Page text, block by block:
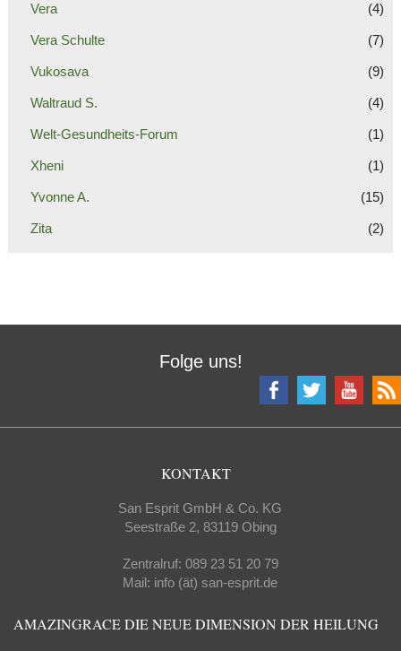
Vera (4)
Vera Schulte (7)
Vukosava (9)
Waltraud S. (4)
Welt-Gesundheits-Forum (1)
Xheni (1)
Yvonne A. (15)
Zita (2)
Folge uns!
KONTAKT
San Esprit GmbH & Co. KG
Seestraße 2, 83119 Obing
Zentralruf: 089 23 51 20 79
Mail: info (ät) san-esprit.de
AMAZINGRACE DIE NEUE DIMENSION DER HEILUNG